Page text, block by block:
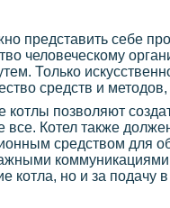
представить себе
человеческому
Только
средств и
позволяют
все. Котел также
средством для
коммуникациями
котла, но и за подачу